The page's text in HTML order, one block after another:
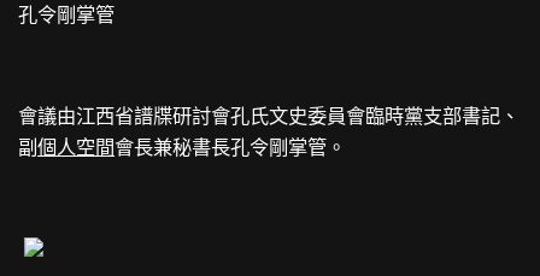
孔令剛掌管
會議由江西省譜牒研討會孔氏文史委員會臨時黨支部書記、
副個人空間會長兼秘書長孔令剛掌管。